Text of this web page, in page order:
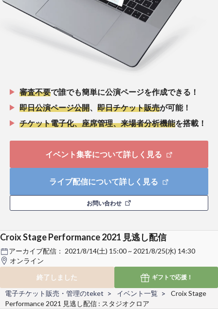
審査不要で誰でも簡単に公演ページを作成できる！
即日公演ページ公開
即日チケット販売が可能！
チケット電子化、座席管理、来場者分析機能を搭載！
イベント集客について詳しく見る
ライブ配信について詳しく見る
お問い合わせ
Croix Stage Performance 2021 見逃し配信
アーカイブ配信： 2021/8/14(土) 15:00 ~ 2021/8/25(水) 14:30
オンライン
終了しました
ギフトで応援！
電子チケット販売・管理のteket イベント一覧
Croix Stage
Performance 2021 見逃し配信 : スタジオクロア